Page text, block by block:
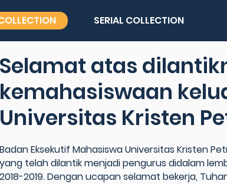
SERIAL COLLECTION
Selamat atas
kemahasiswaan
Universitas Kristen
Badan Eksekutif Mahasiswa Universitas Kristen
yang telah dilantik menjadi pengurus didalam
2018-2019. Dengan ucapan selamat bekerja,